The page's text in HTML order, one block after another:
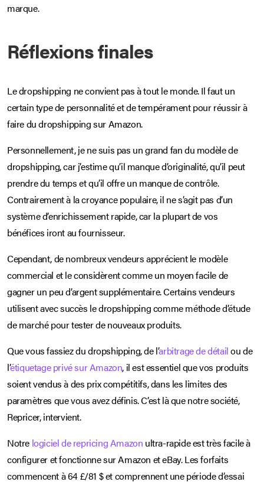
marque.
Réflexions finales
Le dropshipping ne convient pas à tout le monde. Il faut un
certain type de personnalité et de tempérament pour réussir à
faire du dropshipping sur Amazon.
Personnellement, je ne suis pas un grand fan du modèle de
dropshipping, car j’estime qu’il manque d’originalité, qu’il peut
prendre du temps et qu’il offre un manque de contrôle.
Contrairement à la croyance populaire, il ne s’agit pas d’un
système d’enrichissement rapide, car la plupart de vos
bénéfices iront au fournisseur.
Cependant, de nombreux vendeurs apprécient le modèle
commercial et le considèrent comme un moyen facile de
gagner un peu d’argent supplémentaire. Certains vendeurs
utilisent avec succès le dropshipping comme méthode d’étude
de marché pour tester de nouveaux produits.
Que vous fassiez du dropshipping, de l’arbitrage de détailou de
l’étiquetage privé sur Amazon, il est essentiel que vos produits
soient vendus à des prix compétitifs, dans les limites des
paramètres que vous avez définis. C’est là que notre société,
Repricer, intervient.
Notre logiciel de repricing Amazon ultra-rapide est très facile à
configurer et fonctionne sur Amazon et eBay. Les forfaits
commencent à 64 £/81 $ et comprennent une période d’essai